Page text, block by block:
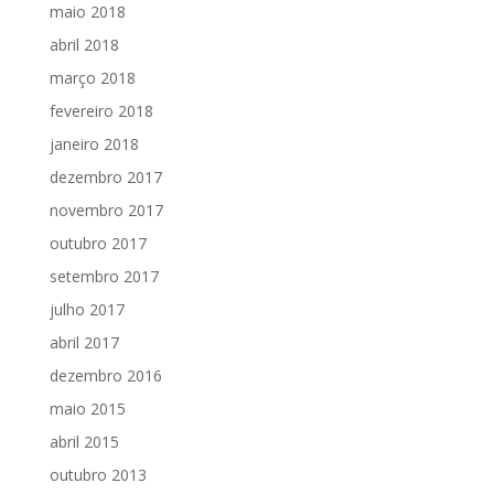
maio 2018
abril 2018
março 2018
fevereiro 2018
janeiro 2018
dezembro 2017
novembro 2017
outubro 2017
setembro 2017
julho 2017
abril 2017
dezembro 2016
maio 2015
abril 2015
outubro 2013